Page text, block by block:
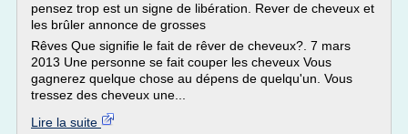
pensez trop est un signe de libération. Rever de cheveux et
les brûler annonce de grosses
Rêves Que signifie le fait de rêver de cheveux?. 7 mars
2013 Une personne se fait couper les cheveux Vous
gagnerez quelque chose au dépens de quelqu'un. Vous
tressez des cheveux une...
Lire la suite